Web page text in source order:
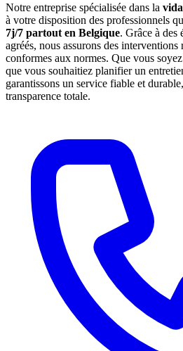
Notre entreprise spécialisée dans la
à votre disposition des professionnels
7j/7 partout en Belgique. Grâce à des
agréés, nous assurons des interventions
conformes aux normes. Que vous
que vous souhaitiez planifier un
garantissons un service fiable et
transparence totale.